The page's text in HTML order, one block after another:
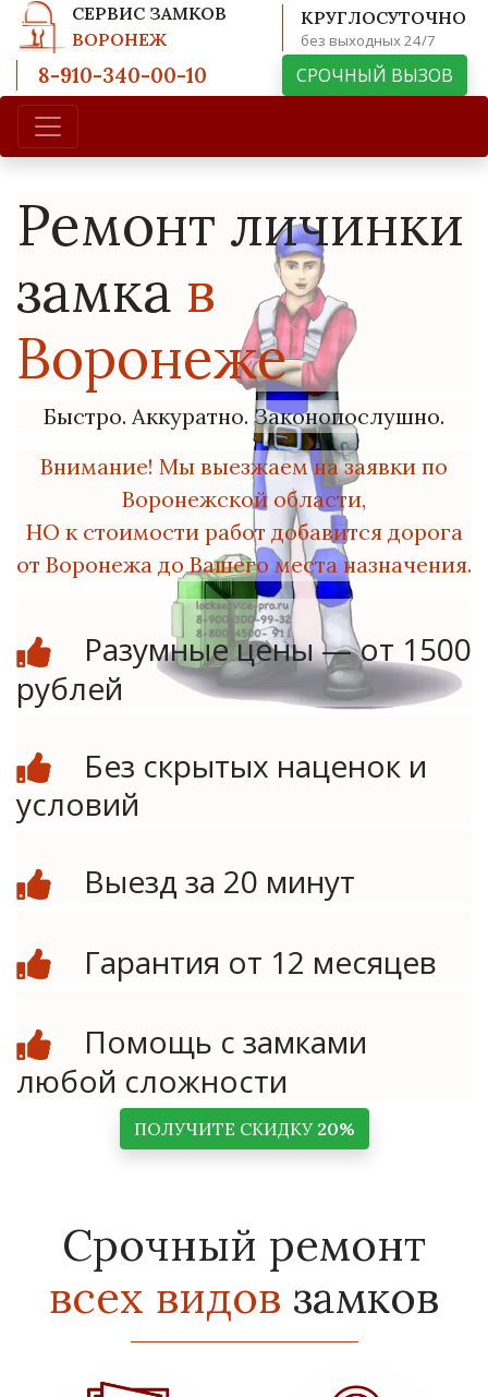
СЕРВИС ЗАМКОВ
ВОРОНЕЖ
КРУГЛОСУТОЧНО
без выходных 24/7
8-910-340-00-10 СРОЧНЫЙ ВЫЗОВ
Ремонт личинки
замка в
Воронеже
Быстро. Аккуратно. Законопослушно.
Внимание! Мы выезжаем на заявки по
Воронежской области,
НО к стоимости работ добавится дорога
от Воронежа до Вашего места назначения.
Разумные цены — от 1500
рублей
Без скрытых наценок и
условий
Выезд за 20 минут
Гарантия от 12 месяцев
Помощь с замками
любой сложности
ПОЛУЧИТЕ СКИДКУ 20%
Срочный ремонт
всех видов замков